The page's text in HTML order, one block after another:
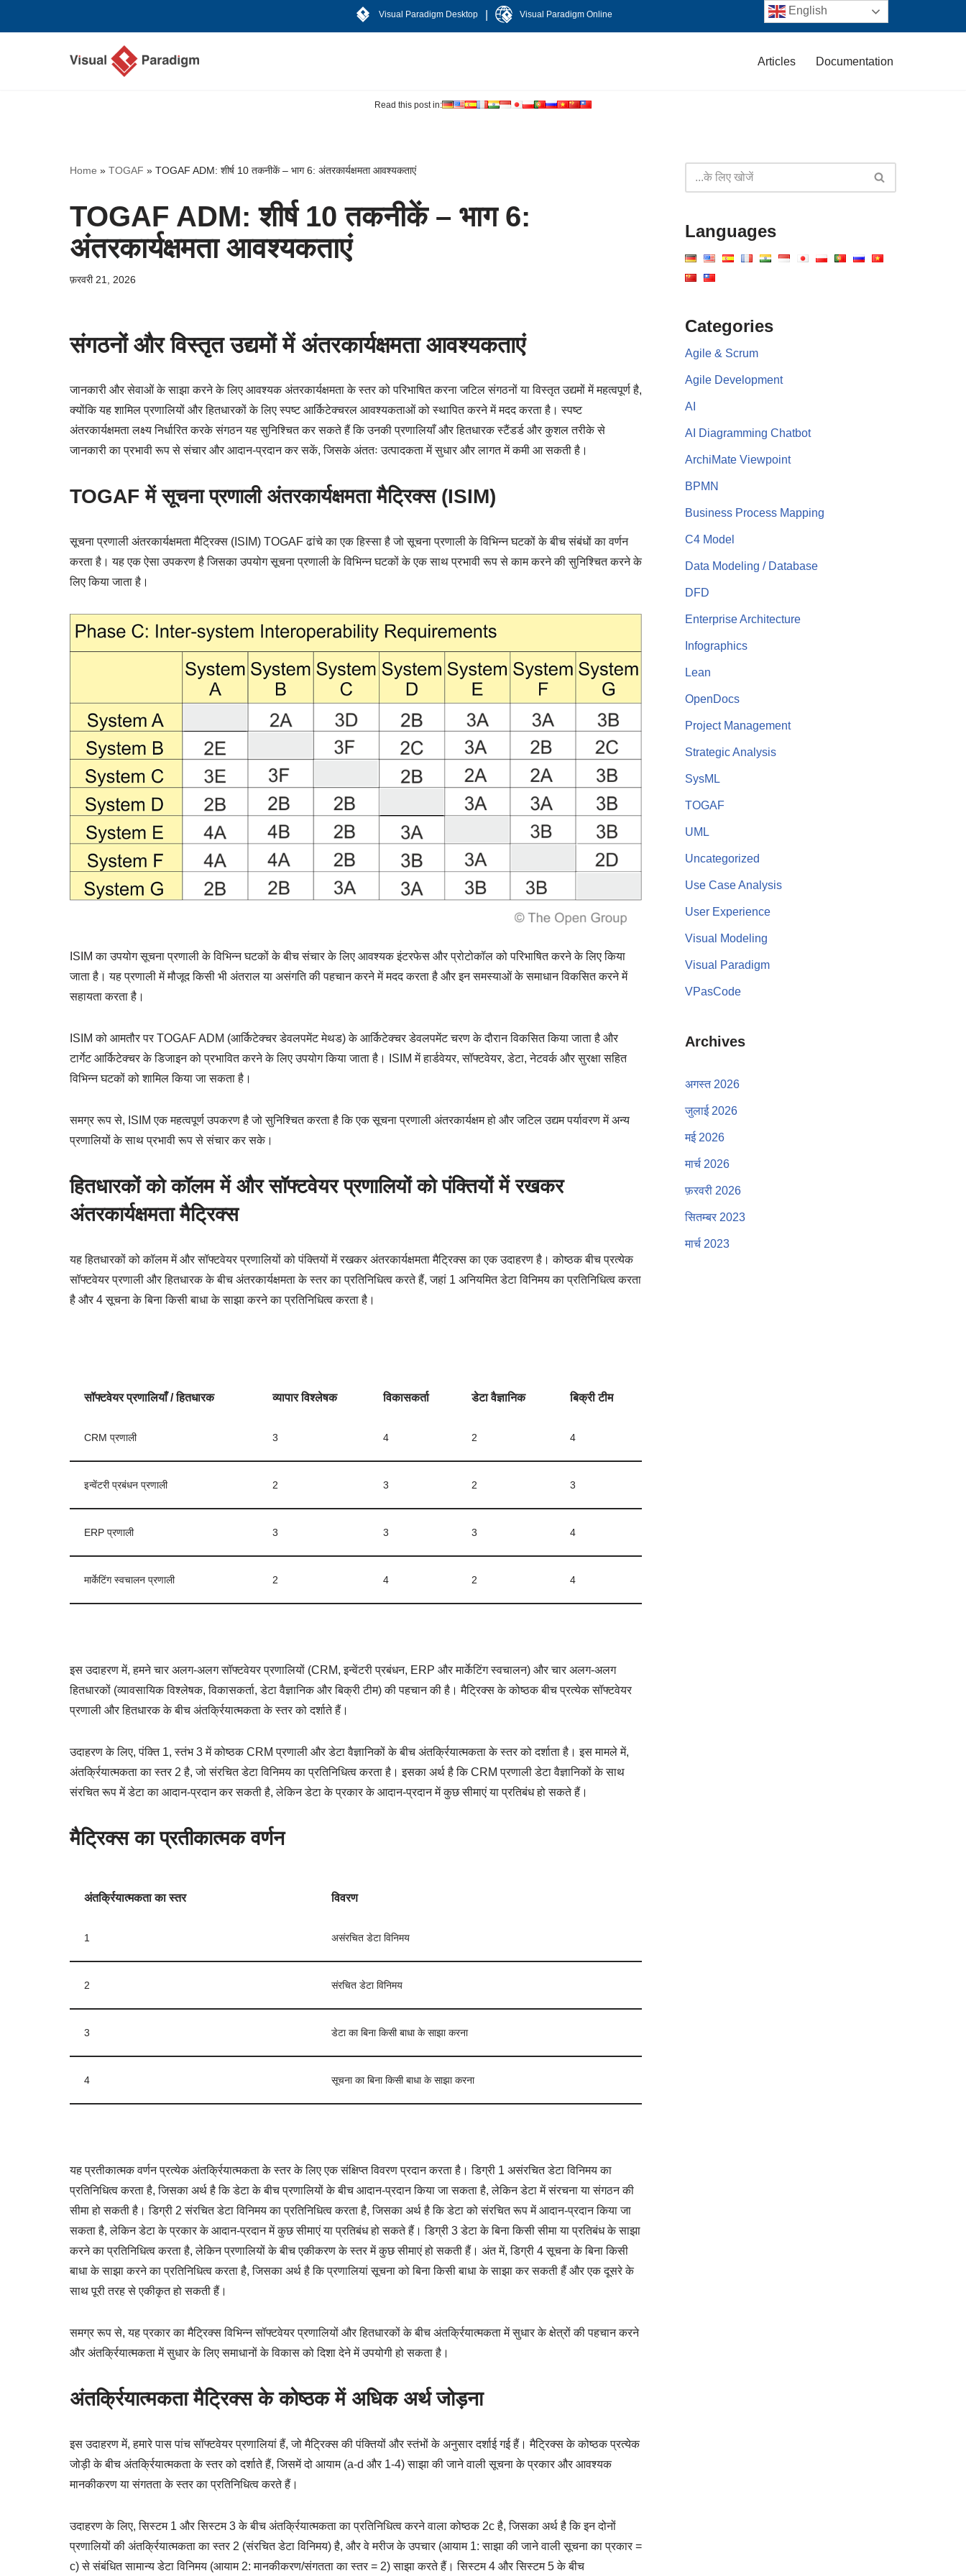
Visual Paradigm Desktop Visual Paradigm Online
Articles Documentation
Read this post in:
Home » TOGAF » TOGAF ADM: शीर्ष 10 तकनीकें – भाग 6: अंतरकार्यक्षमता आवश्यकताएं
TOGAF ADM: शीर्ष 10 तकनीकें – भाग 6:
अंतरकार्यक्षमता आवश्यकताएं
फ़रवरी 21, 2026
संगठनों और विस्तृत उद्यमों में अंतरकार्यक्षमता आवश्यकताएं
जानकारी और सेवाओं के साझा करने के लिए आवश्यक अंतरकार्यक्षमता के स्तर को परिभाषित करना जटिल संगठनों या विस्तृत उद्यमों में महत्वपूर्ण है,
क्योंकि यह शामिल प्रणालियों और हितधारकों के लिए स्पष्ट आर्किटेक्चरल आवश्यकताओं को स्थापित करने में मदद करता है। स्पष्ट
अंतरकार्यक्षमता लक्ष्य निर्धारित करके संगठन यह सुनिश्चित कर सकते हैं कि उनकी प्रणालियाँ और हितधारक स्टैंडर्ड और कुशल तरीके से
जानकारी का प्रभावी रूप से संचार और आदान-प्रदान कर सकें, जिसके अंततः उत्पादकता में सुधार और लागत में कमी आ सकती है।
TOGAF में सूचना प्रणाली अंतरकार्यक्षमता मैट्रिक्स (ISIM)
सूचना प्रणाली अंतरकार्यक्षमता मैट्रिक्स (ISIM) TOGAF ढांचे का एक हिस्सा है जो सूचना प्रणाली के विभिन्न घटकों के बीच संबंधों का वर्णन
करता है। यह एक ऐसा उपकरण है जिसका उपयोग सूचना प्रणाली के विभिन्न घटकों के एक साथ प्रभावी रूप से काम करने की सुनिश्चित करने के
लिए किया जाता है।
ISIM का उपयोग सूचना प्रणाली के विभिन्न घटकों के बीच संचार के लिए आवश्यक इंटरफेस और प्रोटोकॉल को परिभाषित करने के लिए किया
जाता है। यह प्रणाली में मौजूद किसी भी अंतराल या असंगति की पहचान करने में मदद करता है और इन समस्याओं के समाधान विकसित करने में
सहायता करता है।
ISIM को आमतौर पर TOGAF ADM (आर्किटेक्चर डेवलपमेंट मेथड) के आर्किटेक्चर डेवलपमेंट चरण के दौरान विकसित किया जाता है और
टार्गेट आर्किटेक्चर के डिजाइन को प्रभावित करने के लिए उपयोग किया जाता है। ISIM में हार्डवेयर, सॉफ्टवेयर, डेटा, नेटवर्क और सुरक्षा सहित
विभिन्न घटकों को शामिल किया जा सकता है।
समग्र रूप से, ISIM एक महत्वपूर्ण उपकरण है जो सुनिश्चित करता है कि एक सूचना प्रणाली अंतरकार्यक्षम हो और जटिल उद्यम पर्यावरण में अन्य
प्रणालियों के साथ प्रभावी रूप से संचार कर सके।
हितधारकों को कॉलम में और सॉफ्टवेयर प्रणालियों को पंक्तियों में रखकर
अंतरकार्यक्षमता मैट्रिक्स
यह हितधारकों को कॉलम में और सॉफ्टवेयर प्रणालियों को पंक्तियों में रखकर अंतरकार्यक्षमता मैट्रिक्स का एक उदाहरण है। कोष्ठक बीच प्रत्येक
सॉफ्टवेयर प्रणाली और हितधारक के बीच अंतरकार्यक्षमता के स्तर का प्रतिनिधित्व करते हैं, जहां 1 अनियमित डेटा विनिमय का प्रतिनिधित्व करता
है और 4 सूचना के बिना किसी बाधा के साझा करने का प्रतिनिधित्व करता है।
सॉफ्टवेयर प्रणालियाँ / हितधारक व्यापार विश्लेषक विकासकर्ता डेटा वैज्ञानिक बिक्री टीम
CRM प्रणाली 3 4 2 4
इन्वेंटरी प्रबंधन प्रणाली 2 3 2 3
ERP प्रणाली 3 3 3 4
मार्केटिंग स्वचालन प्रणाली 2 4 2 4
इस उदाहरण में, हमने चार अलग-अलग सॉफ्टवेयर प्रणालियों (CRM, इन्वेंटरी प्रबंधन, ERP और मार्केटिंग स्वचालन) और चार अलग-अलग
हितधारकों (व्यावसायिक विश्लेषक, विकासकर्ता, डेटा वैज्ञानिक और बिक्री टीम) की पहचान की है। मैट्रिक्स के कोष्ठक बीच प्रत्येक सॉफ्टवेयर
प्रणाली और हितधारक के बीच अंतर्क्रियात्मकता के स्तर को दर्शाते हैं।
उदाहरण के लिए, पंक्ति 1, स्तंभ 3 में कोष्ठक CRM प्रणाली और डेटा वैज्ञानिकों के बीच अंतर्क्रियात्मकता के स्तर को दर्शाता है। इस मामले में,
अंतर्क्रियात्मकता का स्तर 2 है, जो संरचित डेटा विनिमय का प्रतिनिधित्व करता है। इसका अर्थ है कि CRM प्रणाली डेटा वैज्ञानिकों के साथ
संरचित रूप में डेटा का आदान-प्रदान कर सकती है, लेकिन डेटा के प्रकार के आदान-प्रदान में कुछ सीमाएं या प्रतिबंध हो सकते हैं।
मैट्रिक्स का प्रतीकात्मक वर्णन
अंतर्क्रियात्मकता का स्तर विवरण
1 असंरचित डेटा विनिमय
2 संरचित डेटा विनिमय
3 डेटा का बिना किसी बाधा के साझा करना
4 सूचना का बिना किसी बाधा के साझा करना
यह प्रतीकात्मक वर्णन प्रत्येक अंतर्क्रियात्मकता के स्तर के लिए एक संक्षिप्त विवरण प्रदान करता है। डिग्री 1 असंरचित डेटा विनिमय का
प्रतिनिधित्व करता है, जिसका अर्थ है कि डेटा के बीच प्रणालियों के बीच आदान-प्रदान किया जा सकता है, लेकिन डेटा में संरचना या संगठन की
सीमा हो सकती है। डिग्री 2 संरचित डेटा विनिमय का प्रतिनिधित्व करता है, जिसका अर्थ है कि डेटा को संरचित रूप में आदान-प्रदान किया जा
सकता है, लेकिन डेटा के प्रकार के आदान-प्रदान में कुछ सीमाएं या प्रतिबंध हो सकते हैं। डिग्री 3 डेटा के बिना किसी सीमा या प्रतिबंध के साझा
करने का प्रतिनिधित्व करता है, लेकिन प्रणालियों के बीच एकीकरण के स्तर में कुछ सीमाएं हो सकती हैं। अंत में, डिग्री 4 सूचना के बिना किसी
बाधा के साझा करने का प्रतिनिधित्व करता है, जिसका अर्थ है कि प्रणालियां सूचना को बिना किसी बाधा के साझा कर सकती हैं और एक दूसरे के
साथ पूरी तरह से एकीकृत हो सकती हैं।
समग्र रूप से, यह प्रकार का मैट्रिक्स विभिन्न सॉफ्टवेयर प्रणालियों और हितधारकों के बीच अंतर्क्रियात्मकता में सुधार के क्षेत्रों की पहचान करने
और अंतर्क्रियात्मकता में सुधार के लिए समाधानों के विकास को दिशा देने में उपयोगी हो सकता है।
अंतर्क्रियात्मकता मैट्रिक्स के कोष्ठक में अधिक अर्थ जोड़ना
इस उदाहरण में, हमारे पास पांच सॉफ्टवेयर प्रणालियां हैं, जो मैट्रिक्स की पंक्तियों और स्तंभों के अनुसार दर्शाई गई हैं। मैट्रिक्स के कोष्ठक प्रत्येक
जोड़ी के बीच अंतर्क्रियात्मकता के स्तर को दर्शाते हैं, जिसमें दो आयाम (a-d और 1-4) साझा की जाने वाली सूचना के प्रकार और आवश्यक
मानकीकरण या संगतता के स्तर का प्रतिनिधित्व करते हैं।
उदाहरण के लिए, सिस्टम 1 और सिस्टम 3 के बीच अंतर्क्रियात्मकता का प्रतिनिधित्व करने वाला कोष्ठक 2c है, जिसका अर्थ है कि इन दोनों
प्रणालियों की अंतर्क्रियात्मकता का स्तर 2 (संरचित डेटा विनिमय) है, और वे मरीज के उपचार (आयाम 1: साझा की जाने वाली सूचना का प्रकार =
c) से संबंधित सामान्य डेटा विनिमय (आयाम 2: मानकीकरण/संगतता का स्तर = 2) साझा करते हैं। सिस्टम 4 और सिस्टम 5 के बीच
Languages
Categories
Agile & Scrum
Agile Development
AI
AI Diagramming Chatbot
ArchiMate Viewpoint
BPMN
Business Process Mapping
C4 Model
Data Modeling / Database
DFD
Enterprise Architecture
Infographics
Lean
OpenDocs
Project Management
Strategic Analysis
SysML
TOGAF
UML
Uncategorized
Use Case Analysis
User Experience
Visual Modeling
Visual Paradigm
VPasCode
Archives
अगस्त 2026
जुलाई 2026
मई 2026
मार्च 2026
फ़रवरी 2026
सितम्बर 2023
मार्च 2023
English